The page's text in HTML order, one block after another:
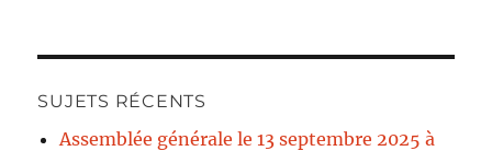
SUJETS RÉCENTS
Assemblée générale le 13 septembre 2025 à